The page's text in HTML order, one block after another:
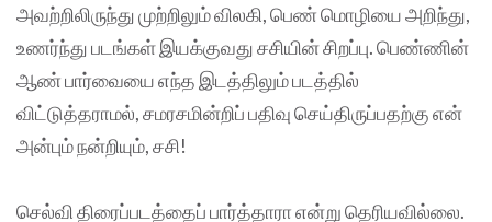
அவற்றிலிருந்து முற்றிலும் விலகி, பெண் மொழியை அறிந்து,
உணர்ந்து படங்கள் இயக்குவது சசியின் சிறப்பு. பெண்ணின்
ஆண் பார்வையை எந்த இடத்திலும் படத்தில்
விட்டுத்தராமல், சமரசமின்றிப் பதிவு செய்திருப்பதற்கு என்
அன்பும் நன்றியும், சசி!
செல்வி திரைப்படத்தைப் பார்த்தாரா என்று தெரியவில்லை.